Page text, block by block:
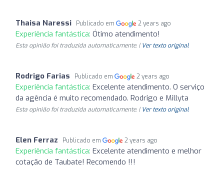
Thaisa Naressi Publicado em 2 years ago
Experiência fantástica: Ótimo atendimento!
Esta opinião foi traduzida automaticamente. | Ver texto original
Rodrigo Farias Publicado em 2 years ago
Experiência fantástica: Excelente atendimento. O serviço
da agência é muito recomendado. Rodrigo e Millyta
Esta opinião foi traduzida automaticamente. | Ver texto original
Elen Ferraz Publicado em 2 years ago
Experiência fantástica: Excelente atendimento e melhor
cotação de Taubate! Recomendo !!!